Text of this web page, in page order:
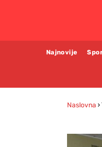
Najnovije
Naslovna ›